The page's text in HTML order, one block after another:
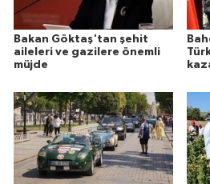
Bakan Göktaş'tan şehit
aileleri ve gazilere önemli
müjde